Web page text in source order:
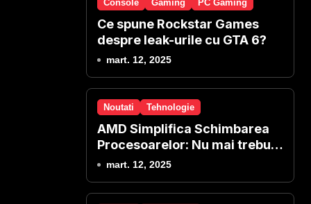
Console Gaming PC Gaming
Ce spune Rockstar Games
despre leak-urile cu GTA 6?
mart. 12, 2025
Noutati Tehnologie
AMD Simplifica Schimbarea
Procesoarelor: Nu mai trebuie
sa reinstalezi windows-ul!
mart. 12, 2025